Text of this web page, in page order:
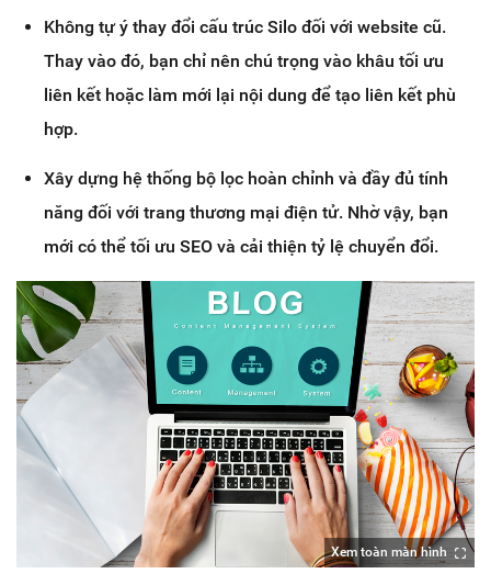
Không tự ý thay đổi cấu trúc Silo đối với website cũ.
Thay vào đó, bạn chỉ nên chú trọng vào khâu tối ưu
liên kết hoặc làm mới lại nội dung để tạo liên kết phù
hợp.
Xây dựng hệ thống bộ lọc hoàn chỉnh và đầy đủ tính
năng đối với trang thương mại điện tử. Nhờ vậy, bạn
mới có thể tối ưu SEO và cải thiện tỷ lệ chuyển đổi.
Xem toàn màn hình